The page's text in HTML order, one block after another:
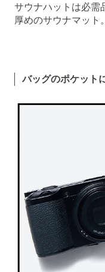
サウナハットは必
厚めのサウナマット。
バッグのポケット